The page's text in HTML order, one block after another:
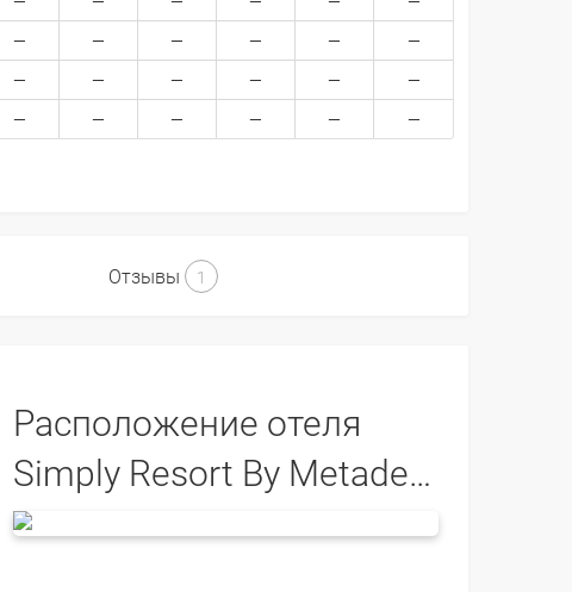
Отзывы 1
Расположение отеля
Simply Resort By Metadee (ex. Eazy Resort) 4*